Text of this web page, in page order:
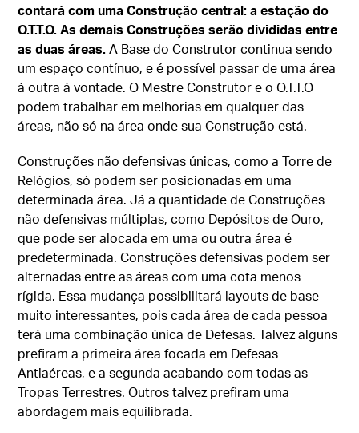
contará com uma Construção central: a estação do
O.T.T.O. As demais Construções serão divididas entre
as duas áreas.A Base do Construtor continua sendo
um espaço contínuo, e é possível passar de uma área
à outra à vontade. O Mestre Construtor e o O.T.T.O
podem trabalhar em melhorias em qualquer das
áreas, não só na área onde sua Construção está.
Construções não defensivas únicas, como a Torre de
Relógios, só podem ser posicionadas em uma
determinada área. Já a quantidade de Construções
não defensivas múltiplas, como Depósitos de Ouro,
que pode ser alocada em uma ou outra área é
predeterminada. Construções defensivas podem ser
alternadas entre as áreas com uma cota menos
rígida. Essa mudança possibilitará layouts de base
muito interessantes, pois cada área de cada pessoa
terá uma combinação única de Defesas. Talvez alguns
prefiram a primeira área focada em Defesas
Antiaéreas, e a segunda acabando com todas as
Tropas Terrestres. Outros talvez prefiram uma
abordagem mais equilibrada.